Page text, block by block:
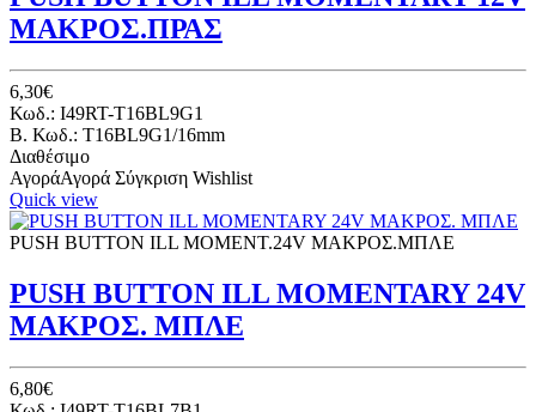
ΜΑΚΡΟΣ.ΠΡΑΣ
6,30€
Κωδ.: I49RT-T16BL9G1
B. Κωδ.: T16BL9G1/16mm
Διαθέσιμο
ΑγοράΑγορά Σύγκριση Wishlist
Quick view
PUSH BUTTON ILL ΜΟΜΕΝΤ.24V ΜΑΚΡΟΣ.ΜΠΛΕ
PUSH BUTTON ILL MOMENTARY 24V
ΜΑΚΡΟΣ. ΜΠΛΕ
6,80€